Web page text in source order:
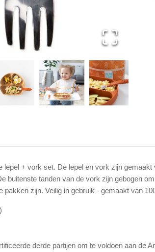
+ vork set. De lepel en vork zijn
buitenste tanden van de vork zijn gebogen
zijn. Veilig in gebruik - gemaakt van
derde partijen om te voldoen aan de